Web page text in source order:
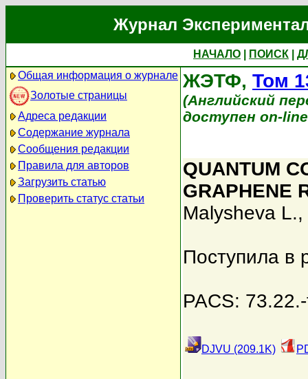
Журнал
НАЧАЛО ПОИСК
Общая информация о журнале
Золотые страницы
Адреса редакции
Содержание журнала
Сообщения редакции
Правила для авторов
Загрузить статью
Проверить статус статьи
ЖЭТФ, Том
(Английский
доступен on-
QUANTUM
GRAPHENE
Malysheva L.,
Поступила в
PACS:
DJVU (209.1K)